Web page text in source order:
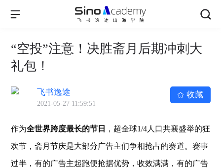
“空投”注意！决胜斋月后期冲刺大
礼包！
飞书逸途
2021-05-27 11:59:51
收藏
作为全世界跨度最长的节日 ，超全球1/4人口共襄盛举的狂
欢节，斋月节庆是大部分广告主们争相抢占的赛道。赛事
过半，有的广告主起跑便抢据优势，收效满满，有的广告